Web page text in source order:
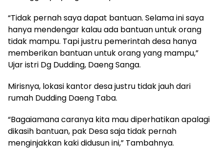
“Tidak pernah saya dapat bantuan. Selama ini saya
hanya mendengar kalau ada bantuan untuk orang
tidak mampu. Tapi justru pemerintah desa hanya
memberikan bantuan untuk orang yang mampu,”
Ujar istri Dg Dudding, Daeng Sanga.
Mirisnya, lokasi kantor desa justru tidak jauh dari
rumah Dudding Daeng Taba.
“Bagaiamana caranya kita mau diperhatikan apalagi
dikasih bantuan, pak Desa saja tidak pernah
menginjakkan kaki didusun ini,” Tambahnya.